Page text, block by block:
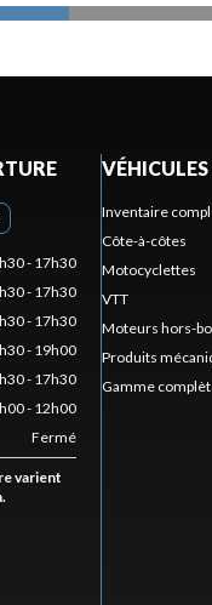
- 17h30
- 17h30
- 17h30
- 19h00
- 17h30
- 12h00
Fermé
varient
VÉHICULES
Inventaire
Côte-à-côtes
Motocyclettes
VTT
Moteurs hors-
Produits
Gamme